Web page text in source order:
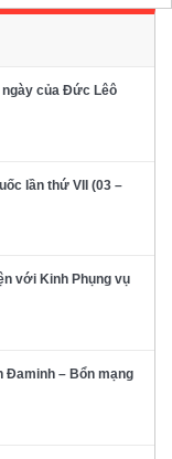
ngày của Đức Lêô
lần thứ VII (03 –
với Kinh Phụng vụ
Đaminh – Bổn mạng